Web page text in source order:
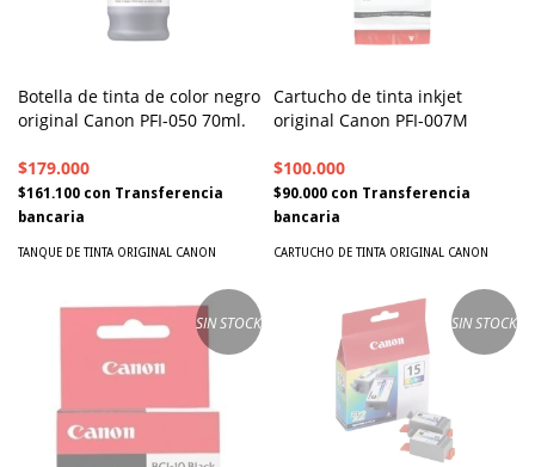
Botella de tinta de color negro
original Canon PFI-050 70ml.
$179.000
$161.100 con Transferencia
bancaria
TANQUE DE TINTA ORIGINAL CANON
Cartucho de tinta inkjet
original Canon PFI-007M
$100.000
$90.000 con Transferencia
bancaria
CARTUCHO DE TINTA ORIGINAL CANON
SIN STOCK SIN STOCK